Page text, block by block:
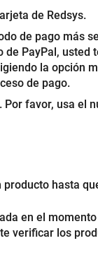
de Redsys.
de pago más
de PayPal,
la opción
de pago.
favor, usa el
producto hasta
en el
verificar los